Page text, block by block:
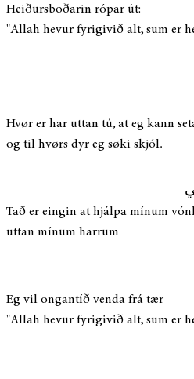
Heiðursboðarin rópar út:
"Allah hevur fyrigivið alt, sum er
Hvør er har uttan tú, at eg kann
og til hvørs dyr eg søki skjól.
Tað er eingin at hjálpa mínum
uttan mínum harrum
Eg vil ongantíð venda frá tær
"Allah hevur fyrigivið alt, sum er